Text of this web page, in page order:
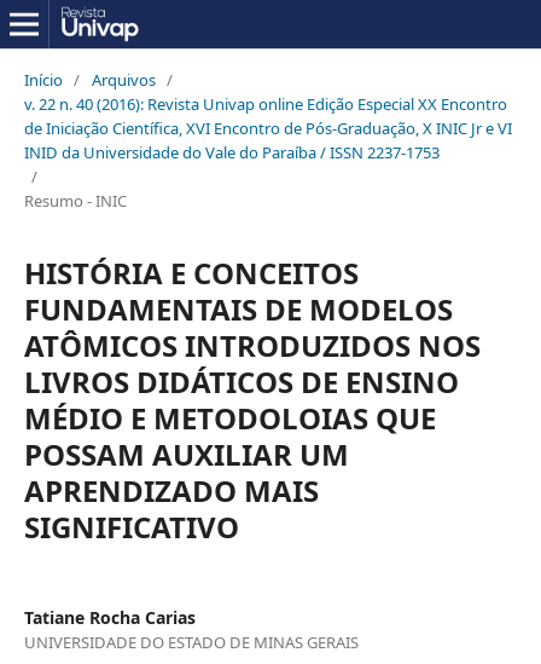
Início / Arquivos /
v. 22 n. 40 (2016): Revista Univap online Edição Especial XX Encontro
de Iniciação Científica, XVI Encontro de Pós-Graduação, X INIC Jr e VI
INID da Universidade do Vale do Paraíba / ISSN 2237-1753
/
Resumo - INIC
HISTÓRIA E CONCEITOS
FUNDAMENTAIS DE MODELOS
ATÔMICOS INTRODUZIDOS NOS
LIVROS DIDÁTICOS DE ENSINO
MÉDIO E METODOLOIAS QUE
POSSAM AUXILIAR UM
APRENDIZADO MAIS
SIGNIFICATIVO
Tatiane Rocha Carias
UNIVERSIDADE DO ESTADO DE MINAS GERAIS